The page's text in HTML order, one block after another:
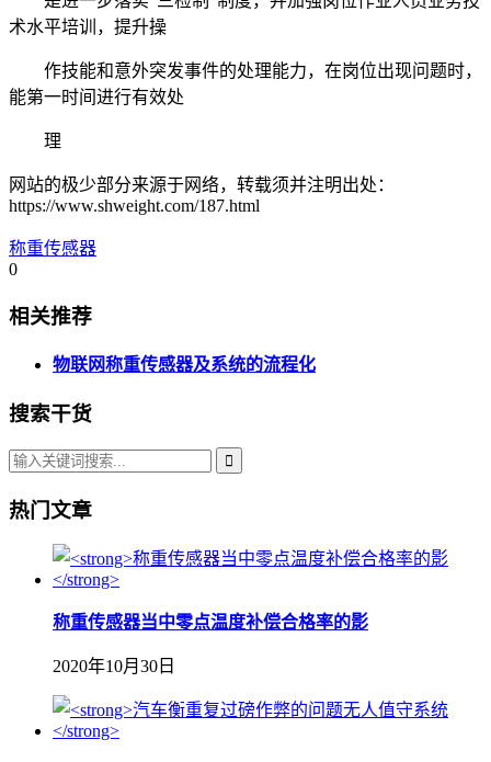
术水平培训，提升操
作技能和意外突发事件的处理能力，在岗位出现问题时，
能第一时间进行有效处
理
网站的极少部分来源于网络，转载须并注明出处：
https://www.shweight.com/187.html
称重传感器
0
相关推荐
物联网称重传感器及系统的流程化
搜索干货
热门文章
称重传感器当中零点温度补偿合格率的影
2020年10月30日